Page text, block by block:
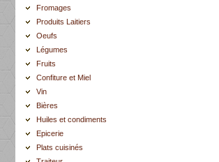
Fromages
Produits Laitiers
Oeufs
Légumes
Fruits
Confiture et Miel
Vin
Bières
Huiles et condiments
Epicerie
Plats cuisinés